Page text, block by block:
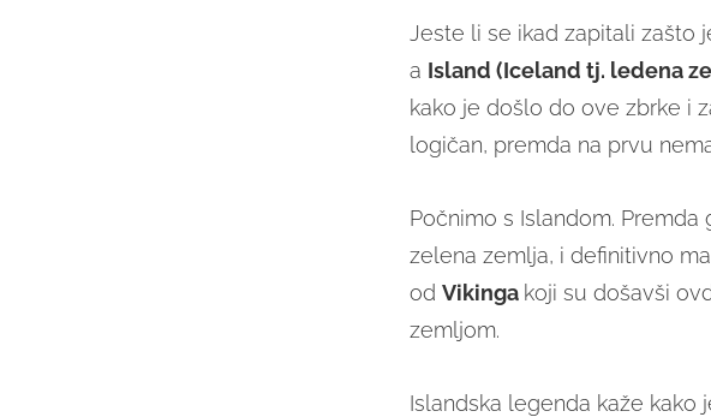
Jeste li se ikad zapitali zašto
a Island (Iceland tj. ledena
kako je došlo do ove zbrke i
logičan, premda na prvu
Počnimo s Islandom. Premda
zelena zemlja, i definitivno
od Vikinga koji su došavši
zemljom.
Islandska legenda kaže kako